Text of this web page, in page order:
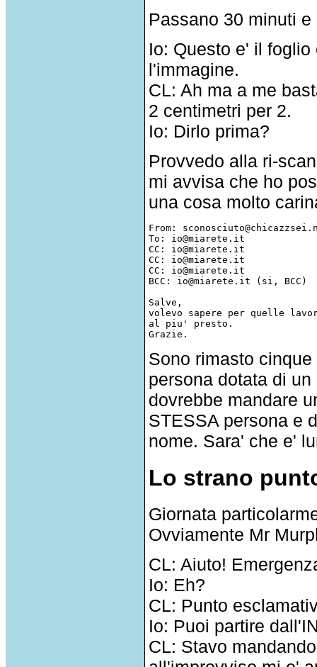
Passano 30 minuti
Io: Questo e' il
l'immagine.
CL: Ah ma a me
2 centimetri per 2.
Io: Dirlo prima?
Provvedo alla ri-
mi avvisa che ho
una cosa molto
From:
To: io@miarete.it
CC: io@miarete.it
CC: io@miarete.it
CC: io@miarete.it
BCC: io@miarete.it (si, BCC)
Salve,
volevo sapere per quelle
al piu' presto.
Sono rimasto
persona dotata di
dovrebbe mandare
STESSA persona e
nome. Sara' che e'
Lo strano
Giornata
Ovviamente Mr
CL: Aiuto!
Io: Eh?
CL: Punto
Io: Puoi partire
CL: Stavo